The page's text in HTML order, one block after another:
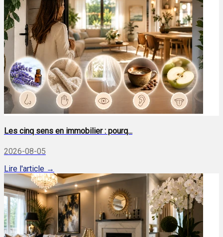
Les cinq sens en immobilier : pourq...
2026-08-05
Lire l'article →